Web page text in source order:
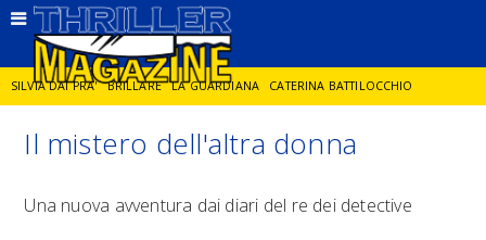
SILVIA DAI PRA' BRILLARE LA GUARDIANA CATERINA BATTILOCCHIO
JORGE DIAZ LA SPIA DELITTO IN CORNICE GIANCARLO DE CATALDO
Il mistero dell'altra donna
Una nuova avventura dai diari del re dei detective